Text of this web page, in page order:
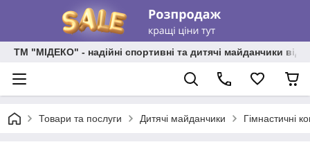
ТМ "МІДЕКО" - надійні спортивні та дитячі майданчики від
Товари та послуги Дитячі майданчики Гімнастичні